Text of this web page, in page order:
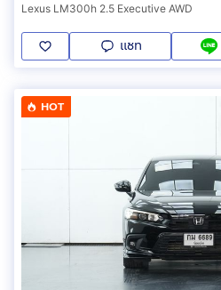
Lexus LM300h 2.5 Executive AWD
แชท
HOT